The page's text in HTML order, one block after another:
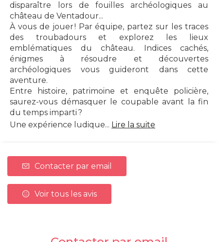
disparaître lors de fouilles archéologiques au
château de Ventadour...
À vous de jouer ! Par équipe, partez sur les traces
des troubadours et explorez les lieux
emblématiques du château. Indices cachés,
énigmes à résoudre et découvertes
archéologiques vous guideront dans cette
aventure.
Entre histoire, patrimoine et enquête policière,
saurez-vous démasquer le coupable avant la fin
du temps imparti ?
Une expérience ludique... Lire la suite
Contacter par email
Voir tous les avis